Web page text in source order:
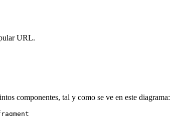
URL.
componentes, tal y como se ve en este diagrama: